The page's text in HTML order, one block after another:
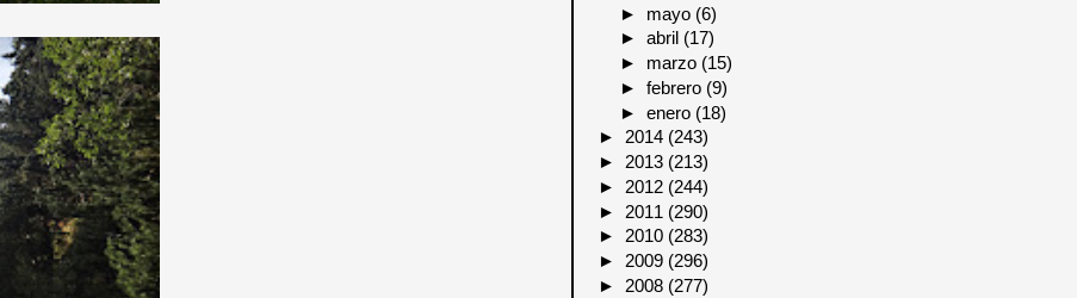
► mayo (6)
►abril (17)
► marzo (15)
►febrero (9)
►enero (18)
► 2014 (243)
► 2013 (213)
► 2012 (244)
► 2011 (290)
► 2010 (283)
► 2009 (296)
► 2008 (277)